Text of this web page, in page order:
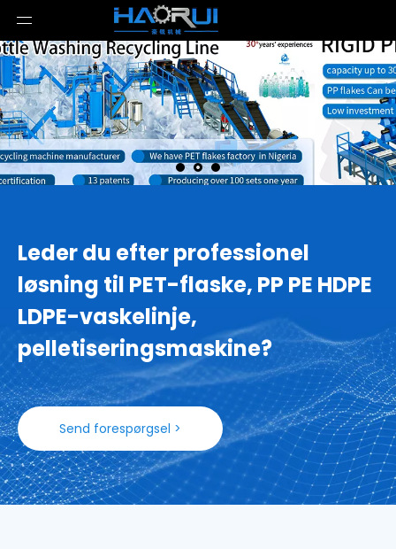
Leder du efter professionel
løsning til PET-flaske, PP PE HDPE
LDPE-vaskelinje,
pelletiseringsmaskine?
Send forespørgsel >